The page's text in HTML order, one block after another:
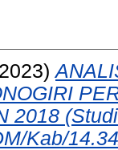
2018
Kab/